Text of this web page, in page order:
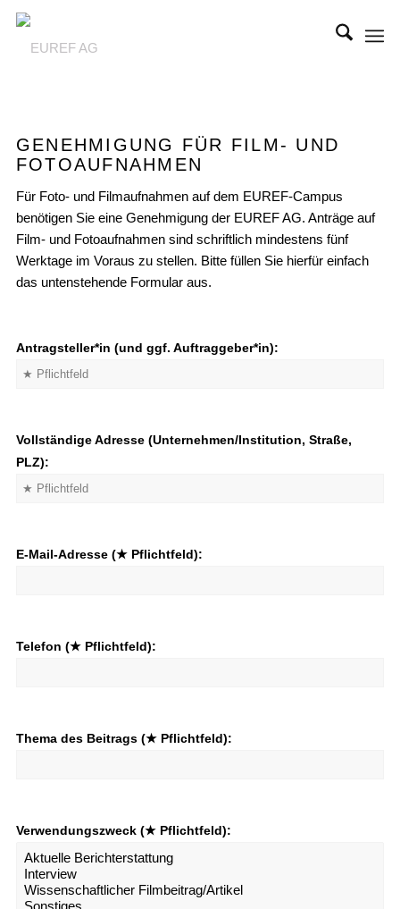
GENEHMIGUNG FÜR FILM- UND
FOTOAUFNAHMEN
Für Foto- und Filmaufnahmen auf dem EUREF-Campus
benötigen Sie eine Genehmigung der EUREF AG. Anträge auf
Film- und Fotoaufnahmen sind schriftlich mindestens fünf
Werktage im Voraus zu stellen. Bitte füllen Sie hierfür einfach
das untenstehende Formular aus.
Antragsteller*in (und ggf. Auftraggeber*in):
Vollständige Adresse (Unternehmen/Institution, Straße,
PLZ):
E-Mail-Adresse (★ Pflichtfeld):
Telefon (★ Pflichtfeld):
Thema des Beitrags (★ Pflichtfeld):
Verwendungszweck (★ Pflichtfeld):